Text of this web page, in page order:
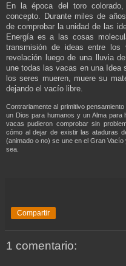
En la época del toro
concepto. Durante miles de
de comprobar la unidad de las
Energía es a las cosas
transmisión de ideas entre
revelación luego de una lluvia
une todas las vacas en una Idea
los seres mueren, muere su
dejando el vacío libre.
Contrariamente al primitivo
un Dios para humanos y un Alma para
vacas pudieron comprobar sin
cómo al dejar de existir las ataduras
(animado o no) se une en el Gran
sea.
Compartir
1 comentario: